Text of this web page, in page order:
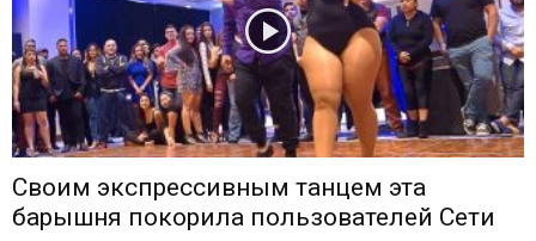
Своим экспрессивным танцем эта
барышня покорила пользователей Сети